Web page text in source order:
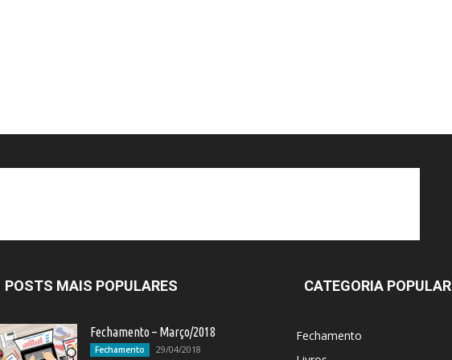
POSTS MAIS POPULARES
Fechamento – Março/2018
Fechamento 29/04/2018
CATEGORIA POPULAR
Fechamento